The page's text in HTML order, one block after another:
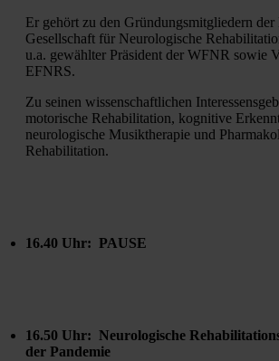
Er gehört zu den Gründungsmitgliedern der
Gesellschaft für Neurologische
u.a. gewählter Präsident der WFNR sowie
EFNRS.
Zu seinen wissenschaftlichen
motorische Rehabilitation, kognitive
neurologische Musiktherapie und
Rehabilitation.
16.40 Uhr:  PAUSE
16.50 Uhr: Neurologische
der Pandemie